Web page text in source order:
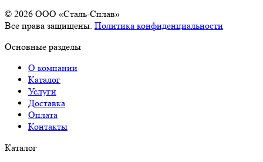
© 2026 OOO «Сталь-Сплав»
Все права защищены. Политика конфиденциальности
Основные разделы
О компании
Каталог
Услуги
Доставка
Оплата
Контакты
Каталог